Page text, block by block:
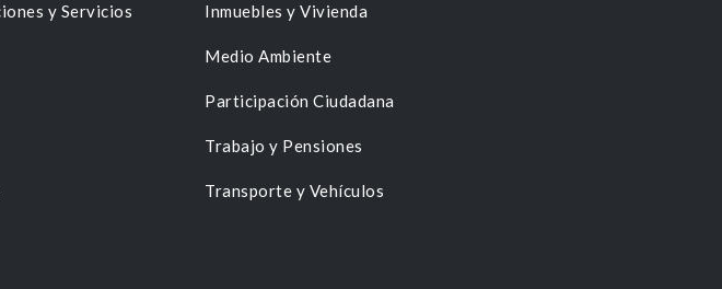
y Servicios
Inmuebles y Vivienda
Medio Ambiente
Participación Ciudadana
Trabajo y Pensiones
Transporte y Vehículos